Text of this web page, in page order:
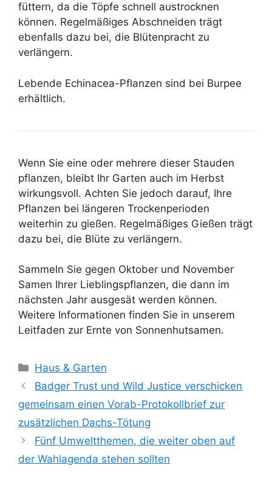
füttern, da die Töpfe schnell austrocknen
können. Regelmäßiges Abschneiden trägt
ebenfalls dazu bei, die Blütenpracht zu
verlängern.
Lebende Echinacea-Pflanzen sind bei Burpee
erhältlich.
Wenn Sie eine oder mehrere dieser Stauden
pflanzen, bleibt Ihr Garten auch im Herbst
wirkungsvoll. Achten Sie jedoch darauf, Ihre
Pflanzen bei längeren Trockenperioden
weiterhin zu gießen. Regelmäßiges Gießen trägt
dazu bei, die Blüte zu verlängern.
Sammeln Sie gegen Oktober und November
Samen Ihrer Lieblingspflanzen, die dann im
nächsten Jahr ausgesät werden können.
Weitere Informationen finden Sie in unserem
Leitfaden zur Ernte von Sonnenhutsamen.
Kategorien
Haus & Garten
Badger Trust und Wild Justice verschicken
gemeinsam einen Vorab-Protokollbrief zur
zusätzlichen Dachs-Tötung
Fünf Umweltthemen, die weiter oben auf
der Wahlagenda stehen sollten